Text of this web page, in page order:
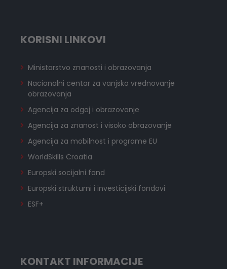
KORISNI LINKOVI
Ministarstvo znanosti i obrazovanja
Nacionalni centar za vanjsko vrednovanje
obrazovanja
Agencija za odgoj i obrazovanje
Agencija za znanost i visoko obrazovanje
Agencija za mobilnost i programe EU
WorldSkills Croatia
Europski socijalni fond
Europski strukturni i investicijski fondovi
ESF+
KONTAKT INFORMACIJE